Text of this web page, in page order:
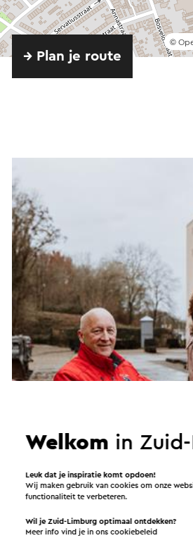
©
→ Plan je route
Welkom in
Leuk dat je inspiratie komt opdoen!
Wij maken gebruik van cookies om onze
functionaliteit te verbeteren.
Wil je Zuid-Limburg optimaal ontdekken?
Meer info vind je in onscookiebeleid